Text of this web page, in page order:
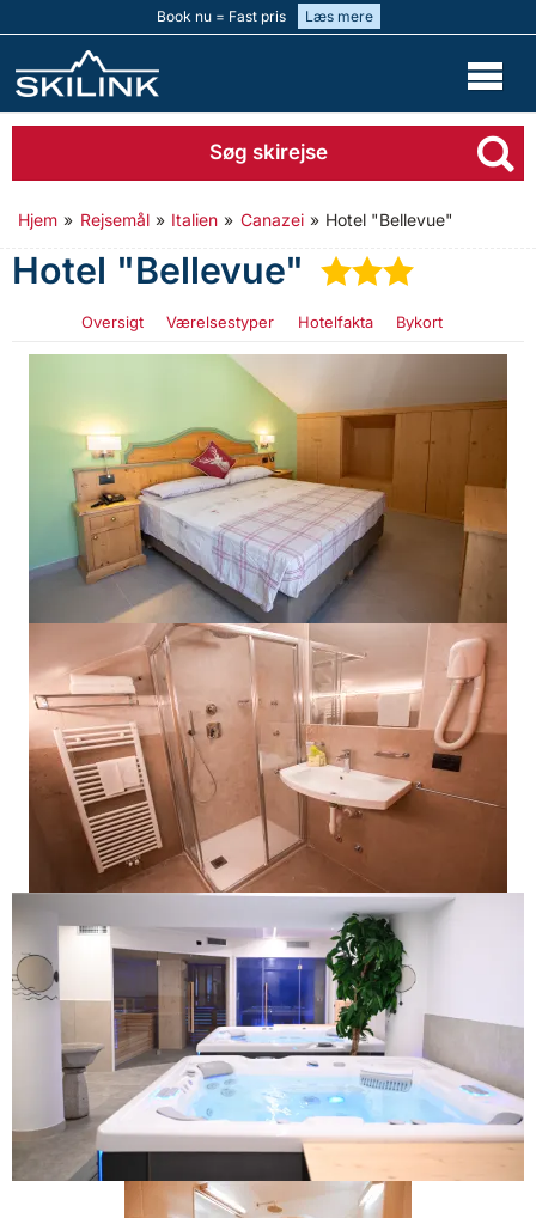
Book nu = Fast pris Læs mere
Søg skirejse
Hjem » Rejsemål » Italien » Canazei » Hotel "Bellevue"
Hotel "Bellevue" ★★★
Oversigt Værelsestyper Hotelfakta Bykort